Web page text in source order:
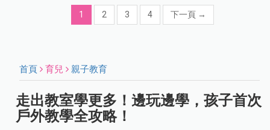
1 2 3 4 下一頁 →
首頁 育兒 親子教育
走出教室學更多！邊玩邊學，孩子首次
戶外教學全攻略！